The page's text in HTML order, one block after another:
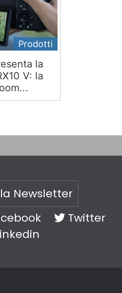
Prodotti
la
V: la
Newsletter
Twitter